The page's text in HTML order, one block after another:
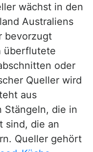
wächst in den
Australiens
bevorzugt
überflutete
oder
Queller wird
aus
Stängeln, die in
sind, die an
Queller gehört